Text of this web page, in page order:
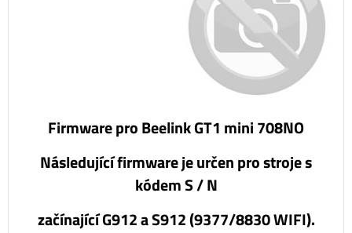
Firmware pro Beelink GT1 mini 708NO
Následující firmware je určen pro stroje s
kódem S / N
začínající G912 a S912 (9377/8830 WIFI).